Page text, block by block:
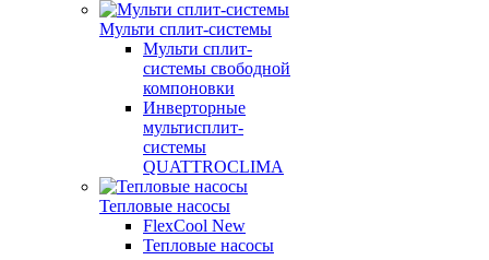
Мульти сплит-системы
Мульти сплит-
системы свободной
компоновки
Инверторные
мультисплит-
системы
QUATTROCLIMA
Тепловые насосы
FlexCool New
Тепловые насосы